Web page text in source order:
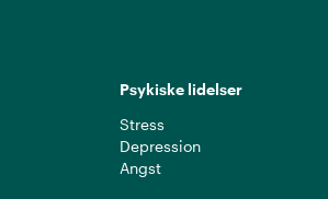
Psykiske lidelser
Stress
Depression
Angst